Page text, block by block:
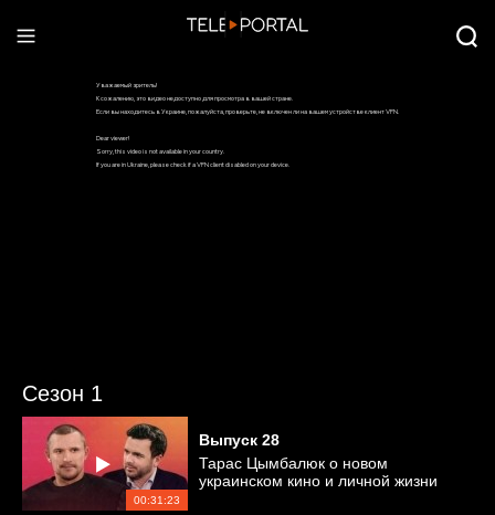
Сезон 1
00:31:23
Выпуск 28
Тарас Цымбалюк о новом
украинском кино и личной жизни